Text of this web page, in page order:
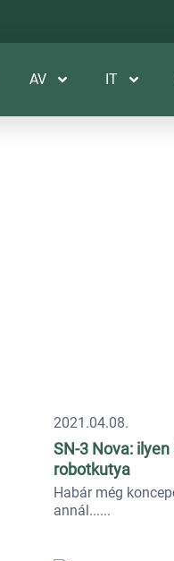
AV IT
2021.04.08.
SN-3 Nova:
robotkutya
Habár még
annál...